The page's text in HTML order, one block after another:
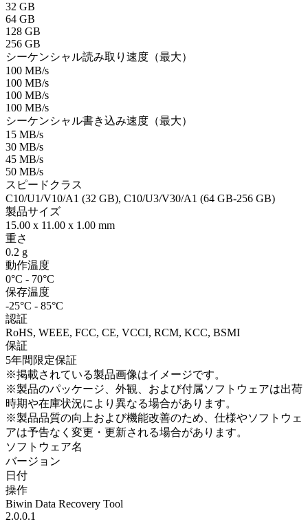
32 GB
64 GB
128 GB
256 GB
シーケンシャル読み取り速度（最大）
100 MB/s
100 MB/s
100 MB/s
100 MB/s
シーケンシャル書き込み速度（最大）
15 MB/s
30 MB/s
45 MB/s
50 MB/s
スピードクラス
C10/U1/V10/A1 (32 GB), C10/U3/V30/A1 (64 GB-256 GB)
製品サイズ
15.00 x 11.00 x 1.00 mm
重さ
0.2 g
動作温度
0°C - 70°C
保存温度
-25°C - 85°C
認証
RoHS, WEEE, FCC, CE, VCCI, RCM, KCC, BSMI
保証
5年間限定保証
※掲載されている製品画像はイメージです。
※製品のパッケージ、外観、および付属ソフトウェアは出荷
時期や在庫状況により異なる場合があります。
※製品品質の向上および機能改善のため、仕様やソフトウェ
アは予告なく変更・更新される場合があります。
ソフトウェア名
バージョン
日付
操作
Biwin Data Recovery Tool
2.0.0.1